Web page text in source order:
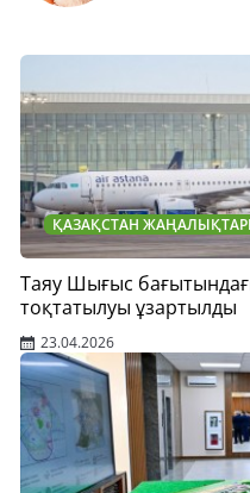
ҚАЗАҚСТАН
Таяу Шығыс
тоқтатылуы ұзартылды
23.04.2026